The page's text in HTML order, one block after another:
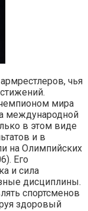
чья
мира
международной
в этом виде
и в
на Олимпийских
Его
и сила
дисциплины.
спортсменов
здоровый